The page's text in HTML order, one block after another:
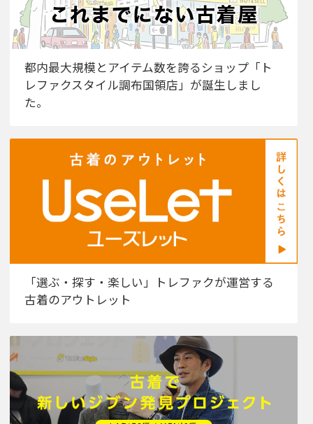
都内最大規模とアイテム数を誇るショップ「ト
レファクスタイル調布国領店」が誕生しまし
た。
「選ぶ・探す・楽しい」トレファクが運営する
古着のアウトレット